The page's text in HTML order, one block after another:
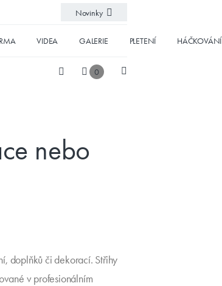
Novinky
VIDEA GALERIE PLETENÍ HÁČKOVÁNÍ
0
nebo
doplňků či dekorací. Střihy
v profesionálním